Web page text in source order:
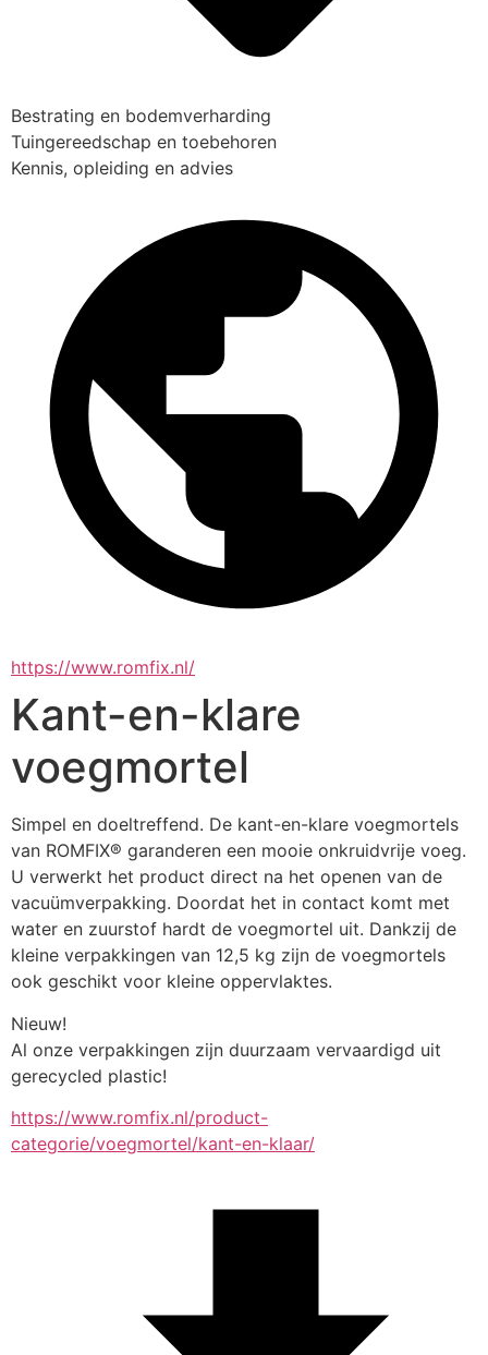
Bestrating en bodemverharding
Tuingereedschap en toebehoren
Kennis, opleiding en advies
https://www.romfix.nl/
Kant-en-klare
voegmortel
Simpel en doeltreffend. De kant-en-klare voegmortels
van ROMFIX® garanderen een mooie onkruidvrije voeg.
U verwerkt het product direct na het openen van de
vacuümverpakking. Doordat het in contact komt met
water en zuurstof hardt de voegmortel uit. Dankzij de
kleine verpakkingen van 12,5 kg zijn de voegmortels
ook geschikt voor kleine oppervlaktes.
Nieuw!
Al onze verpakkingen zijn duurzaam vervaardigd uit
gerecycled plastic!
https://www.romfix.nl/product-
categorie/voegmortel/kant-en-klaar/